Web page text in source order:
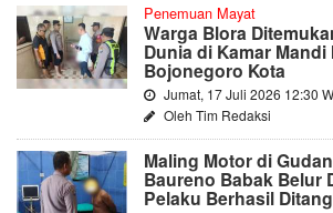
Penemuan Mayat
Warga Blora
Dunia di Kamar
Bojonegoro Kota
Jumat, 17 Juli 2026 12:30
Oleh Tim Redaksi
Maling Motor di
Baureno Babak Belur
Pelaku Berhasil